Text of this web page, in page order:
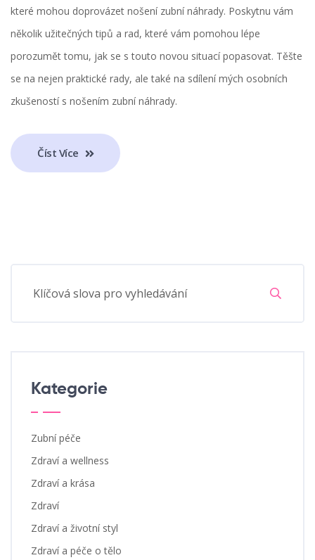
které mohou doprovázet nošení zubní náhrady. Poskytnu vám
několik užitečných tipů a rad, které vám pomohou lépe
porozumět tomu, jak se s touto novou situací popasovat. Těšte
se na nejen praktické rady, ale také na sdílení mých osobních
zkušeností s nošením zubní náhrady.
Číst Více
Kategorie
Zubní péče
Zdraví a wellness
Zdraví a krása
Zdraví
Zdraví a životní styl
Zdraví a péče o tělo